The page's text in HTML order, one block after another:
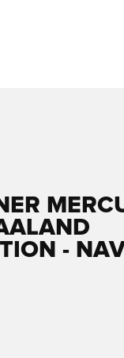
-